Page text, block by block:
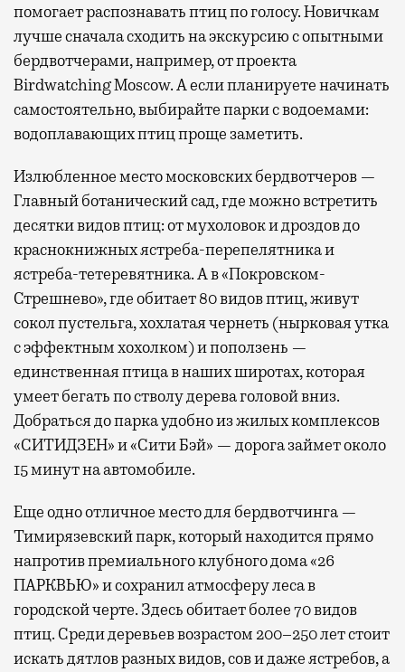
помогает распознавать птиц по голосу. Новичкам
лучше сначала сходить на экскурсию с опытными
бердвотчерами, например, от проекта
Birdwatching Moscow. А если планируете начинать
самостоятельно, выбирайте парки с водоемами:
водоплавающих птиц проще заметить.
Излюбленное место московских бердвотчеров —
Главный ботанический сад, где можно встретить
десятки видов птиц: от мухоловок и дроздов до
краснокнижных ястреба-перепелятника и
ястреба-тетеревятника. А в «Покровском-
Стрешнево», где обитает 80 видов птиц, живут
сокол пустельга, хохлатая чернеть (нырковая утка
с эффектным хохолком) и поползень —
единственная птица в наших широтах, которая
умеет бегать по стволу дерева головой вниз.
Добраться до парка удобно из жилых комплексов
«СИТИДЗЕН» и «Сити Бэй» — дорога займет около
15 минут на автомобиле.
Еще одно отличное место для бердвотчинга —
Тимирязевский парк, который находится прямо
напротив премиального клубного дома «26
ПАРКВЬЮ» и сохранил атмосферу леса в
городской черте. Здесь обитает более 70 видов
птиц. Среди деревьев возрастом 200–250 лет стоит
искать дятлов разных видов, сов и даже ястребов, а